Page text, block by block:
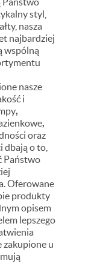
styl,
nasza
najbardziej
wspólną
nasze
i
,
,
oraz
dbają o to,
Państwo
Oferowane
produkty
opisem
lepszego
zakupione u